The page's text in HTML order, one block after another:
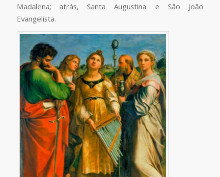
Madalena; atrás, Santa Augustina e São João
Evangelista.